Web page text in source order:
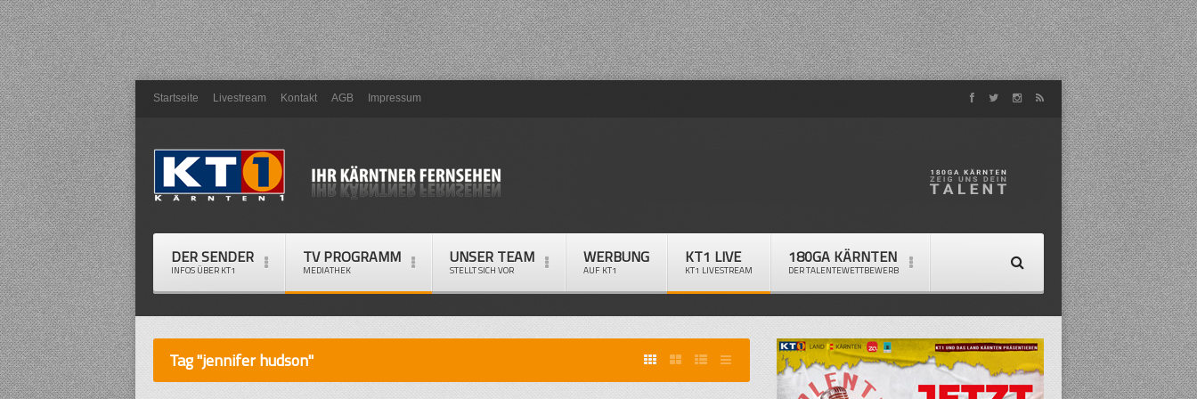
Startseite Livestream Kontakt AGB Impressum
DER SENDER
INFOS ÜBER KT1
TV PROGRAMM
MEDIATHEK
UNSER TEAM
STELLT SICH VOR
WERBUNG
AUF KT1
KT1 LIVE
KT1 LIVESTREAM
180GA KÄRNTEN
DER TALENTEWETTBEWERB
Tag "jennifer hudson"